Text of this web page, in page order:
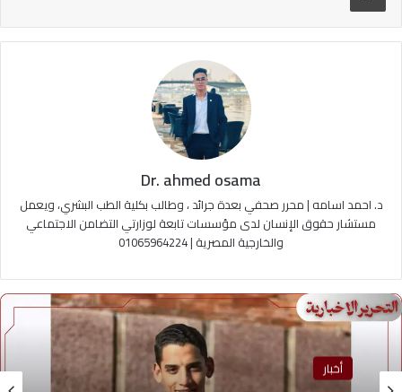
Dr. ahmed osama
د. احمد اسامه | محرر صحفي بعدة جرائد ، وطالب بكلية الطب البشري، ويعمل
مستشار حقوق الإنسان لدى مؤسسات تابعة لوزارتي التضامن الاجتماعي
والخارجية المصرية | 01065964224
منوعات